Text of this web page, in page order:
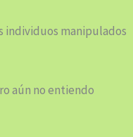
individuos manipulados
aún no entiendo